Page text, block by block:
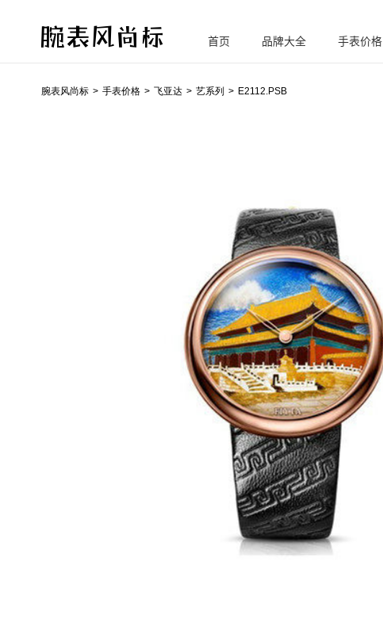
腕
首页 品牌大全 手表价格
腕表风尚标 手表价格 飞亚达 艺系列 E2112.PSB